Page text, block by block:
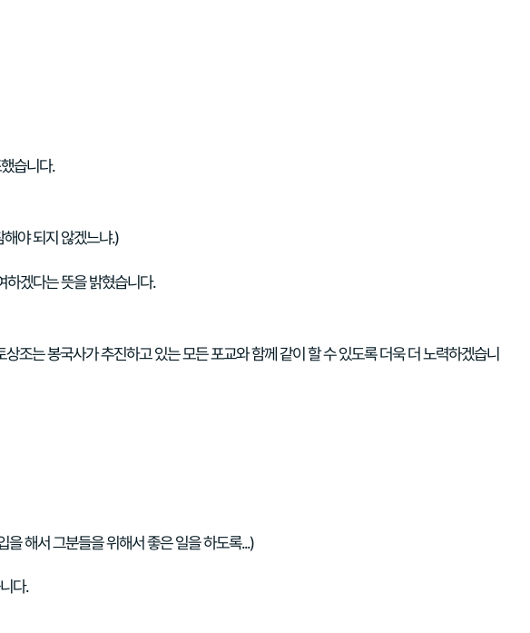
습니다.
야 되지 않겠느냐.)
하겠다는 뜻을 밝혔습니다.
조는 봉국사가 추진하고 있는 모든 포교와 함께 같이 할 수 있도록 더욱 더 노력하겠습니
해서 그분들을 위해서 좋은 일을 하도록...)
다.